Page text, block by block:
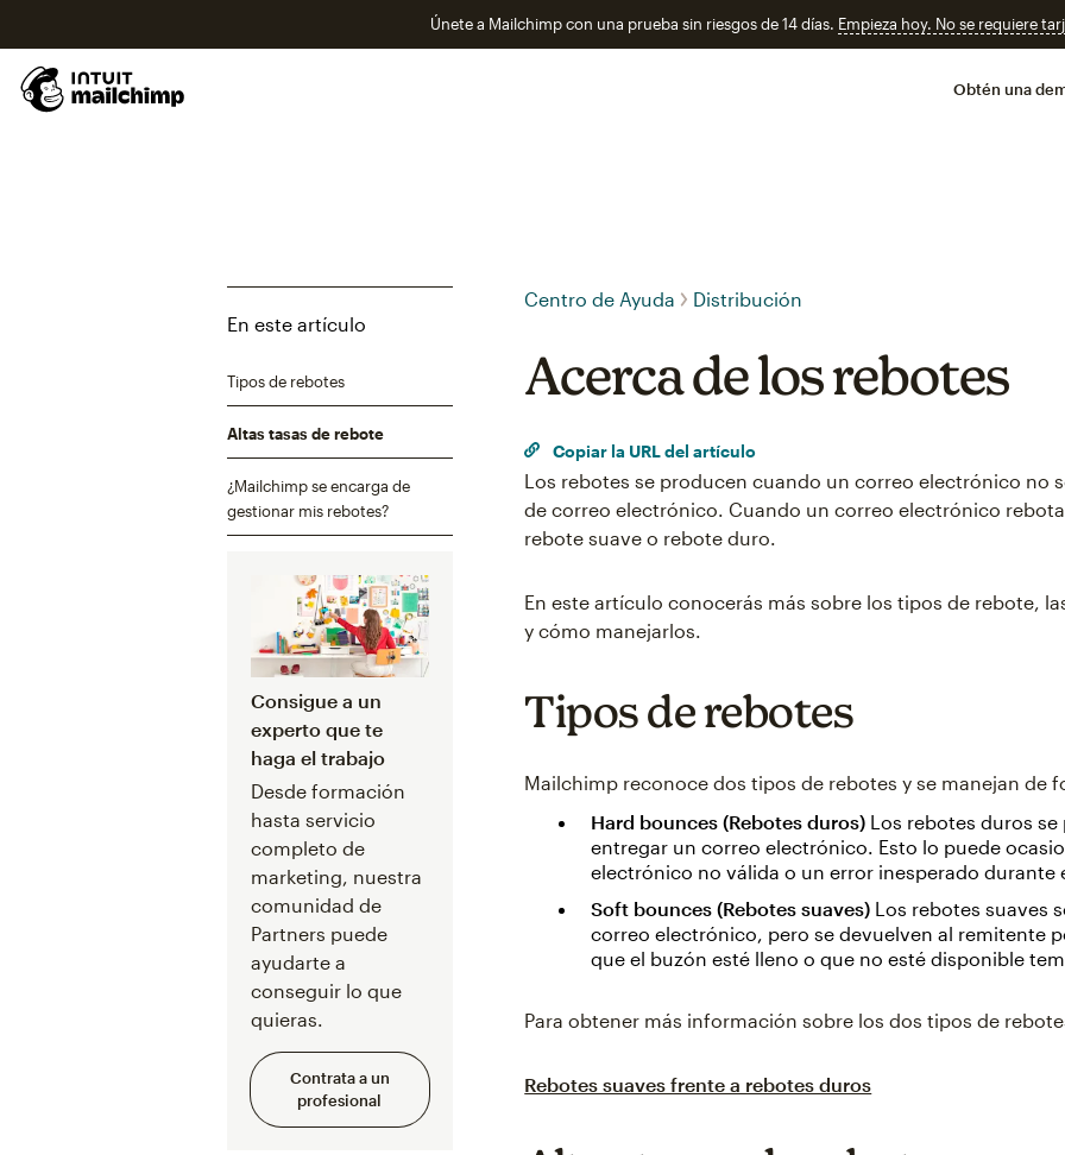
Únete a Mailchimp con una prueba sin riesgos de 14 días. Empieza hoy. No se requiere
Obtén una
En este artículo
Tipos de rebotes
Altas tasas de rebote
¿Mailchimp se encarga de
gestionar mis rebotes?
Consigue a un
experto que te
haga el trabajo
Desde formación
hasta servicio
completo de
marketing, nuestra
comunidad de
Partners puede
ayudarte a
conseguir lo que
quieras.
Contrata a un
profesional
Centro de Ayuda Distribución
Acerca de los rebotes
Copiar la URL del artículo
Los rebotes se producen cuando un correo electrónico no
de correo electrónico. Cuando un correo electrónico
rebote suave o rebote duro.
En este artículo conocerás más sobre los tipos de rebote,
y cómo manejarlos.
Tipos de rebotes
Mailchimp reconoce dos tipos de rebotes y se manejan de
Hard bounces (Rebotes duros) Los rebotes duros
entregar un correo electrónico. Esto lo puede
electrónico no válida o un error inesperado durante
Soft bounces (Rebotes suaves) Los rebotes suaves
correo electrónico, pero se devuelven al remitente
que el buzón esté lleno o que no esté disponible
Para obtener más información sobre los dos tipos de
Rebotes suaves frente a rebotes duros